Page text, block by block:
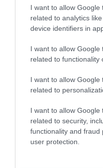
I want to allow Google
related to analytics
device identifiers in
I want to allow Google
related to functionality
I want to allow Google
related to
I want to allow Google
related to security,
functionality and
user protection.
βρίσκονται
αλλά και η ίδια. Μια
γίνεται ομολογία
αναγεννητικής
χορεύοντος ήλιου.
θραυσματικές και
παράτολμες,
αλλόκοτες,
ταπισερί με κρυφά
σχέδιο του Θεού.